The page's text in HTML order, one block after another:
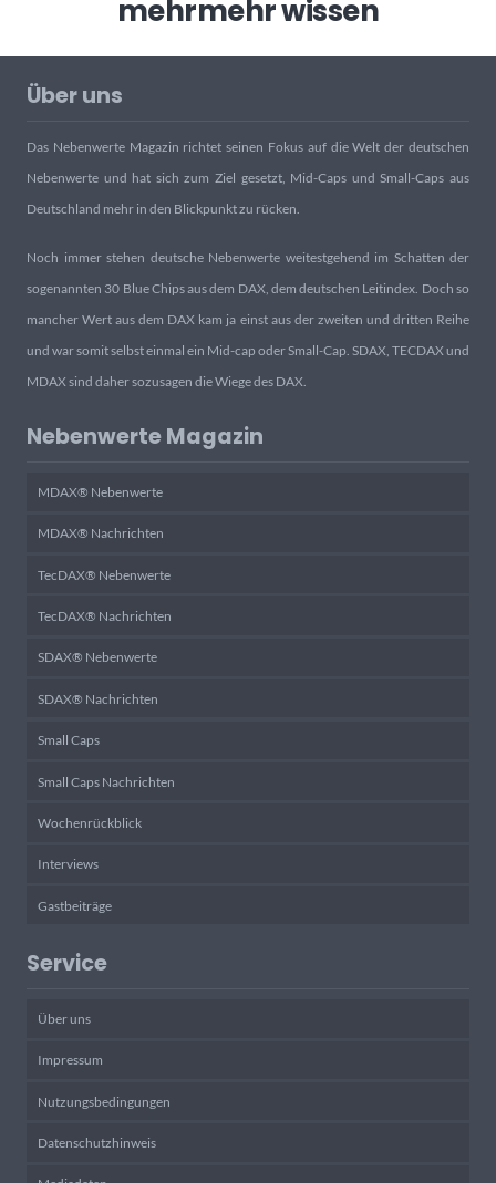
mehrmehr wissen
Über uns
Das Nebenwerte Magazin richtet seinen Fokus auf die Welt der deutschen
Nebenwerte und hat sich zum Ziel gesetzt, Mid-Caps und Small-Caps aus
Deutschland mehr in den Blickpunkt zu rücken.
Noch immer stehen deutsche Nebenwerte weitestgehend im Schatten der
sogenannten 30 Blue Chips aus dem DAX, dem deutschen Leitindex. Doch so
mancher Wert aus dem DAX kam ja einst aus der zweiten und dritten Reihe
und war somit selbst einmal ein Mid-cap oder Small-Cap. SDAX, TECDAX und
MDAX sind daher sozusagen die Wiege des DAX.
Nebenwerte Magazin
MDAX® Nebenwerte
MDAX® Nachrichten
TecDAX® Nebenwerte
TecDAX® Nachrichten
SDAX® Nebenwerte
SDAX® Nachrichten
Small Caps
Small Caps Nachrichten
Wochenrückblick
Interviews
Gastbeiträge
Service
Über uns
Impressum
Nutzungsbedingungen
Datenschutzhinweis